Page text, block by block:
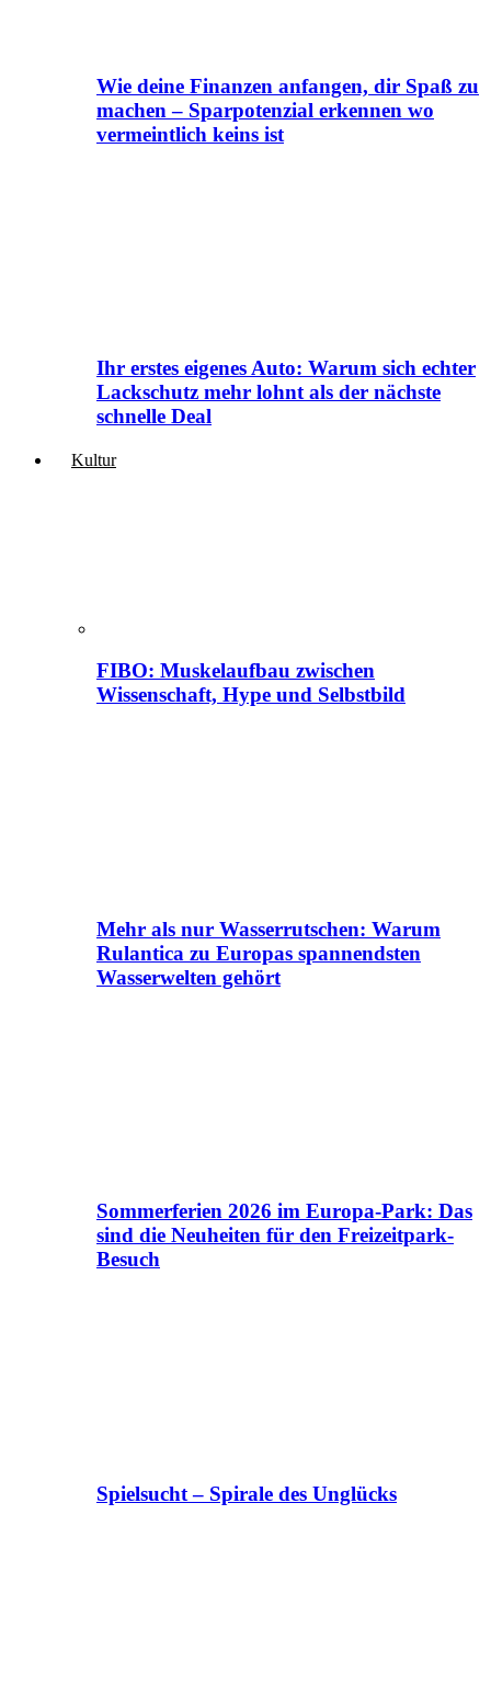
Wie deine Finanzen anfangen, dir Spaß zu
machen – Sparpotenzial erkennen wo
vermeintlich keins ist
Ihr erstes eigenes Auto: Warum sich echter
Lackschutz mehr lohnt als der nächste
schnelle Deal
Kultur
FIBO: Muskelaufbau zwischen
Wissenschaft, Hype und Selbstbild
Mehr als nur Wasserrutschen: Warum
Rulantica zu Europas spannendsten
Wasserwelten gehört
Sommerferien 2026 im Europa-Park: Das
sind die Neuheiten für den Freizeitpark-
Besuch
Spielsucht – Spirale des Unglücks